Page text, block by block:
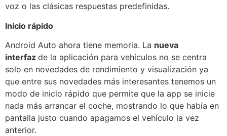
voz o las clásicas respuestas predefinidas.
Inicio rápido
Android Auto ahora tiene memoria. La nueva
interfaz de la aplicación para vehículos no se centra
solo en novedades de rendimiento y visualización ya
que entre sus novedades más interesantes tenemos un
modo de inicio rápido que permite que la app se inicie
nada más arrancar el coche, mostrando lo que había en
pantalla justo cuando apagamos el vehículo la vez
anterior.